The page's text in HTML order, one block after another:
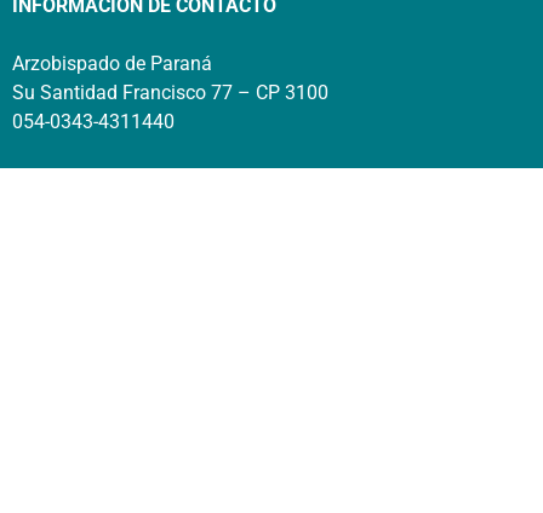
INFORMACIÓN DE CONTACTO
Arzobispado de Paraná
Su Santidad Francisco 77 – CP 3100
054-0343-4311440